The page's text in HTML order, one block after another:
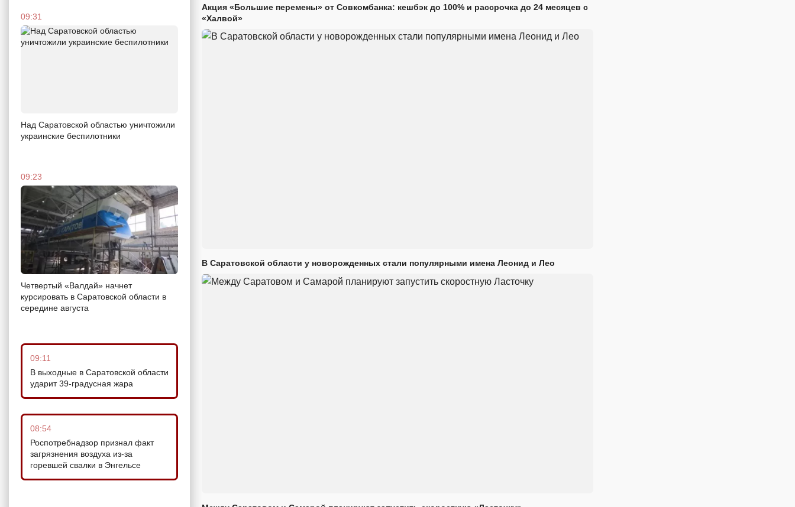
09:31
Над Саратовской областью уничтожили
украинские беспилотники
09:23
Четвертый «Валдай» начнет
курсировать в Саратовской области в
середине августа
09:11
В выходные в Саратовской области
ударит 39-градусная жара
08:54
Роспотребнадзор признал факт
загрязнения воздуха из-за
горевшей свалки в Энгельсе
Акция «Большие перемены» от Совкомбанка: кешбэк до 100% и рассрочка до 24 месяцев с
«Халвой»
В Саратовской области у новорожденных стали популярными имена Леонид и Лео